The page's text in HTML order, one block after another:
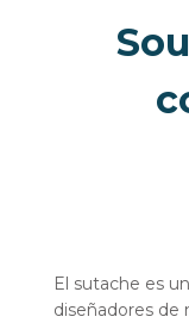
El sutache es
diseñadores de